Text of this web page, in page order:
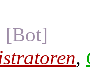
[Bot]
,